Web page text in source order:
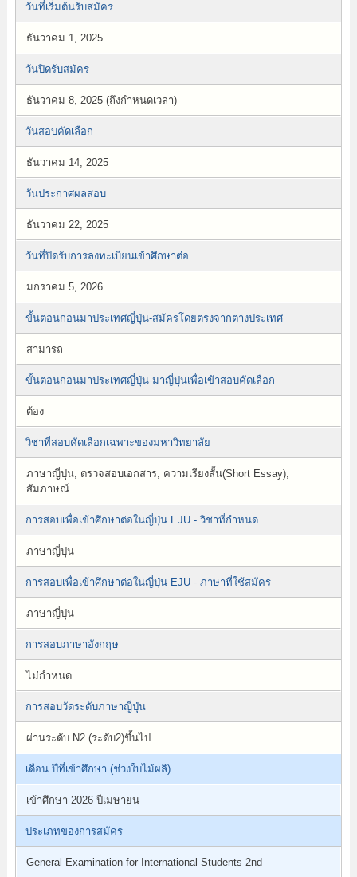
วันที่เริ่มต้นรับสมัคร
ธันวาคม 1, 2025
วันปิดรับสมัคร
ธันวาคม 8, 2025 (ถึงกำหนดเวลา)
วันสอบคัดเลือก
ธันวาคม 14, 2025
วันประกาศผลสอบ
ธันวาคม 22, 2025
วันที่ปิดรับการลงทะเบียนเข้าศึกษาต่อ
มกราคม 5, 2026
ขั้นตอนก่อนมาประเทศญี่ปุ่น-สมัครโดยตรงจากต่างประเทศ
สามารถ
ขั้นตอนก่อนมาประเทศญี่ปุ่น-มาญี่ปุ่นเพื่อเข้าสอบคัดเลือก
ต้อง
วิชาที่สอบคัดเลือกเฉพาะของมหาวิทยาลัย
ภาษาญี่ปุ่น, ตรวจสอบเอกสาร, ความเรียงสั้น(Short Essay),
สัมภาษณ์
การสอบเพื่อเข้าศึกษาต่อในญี่ปุ่น EJU - วิชาที่กำหนด
ภาษาญี่ปุ่น
การสอบเพื่อเข้าศึกษาต่อในญี่ปุ่น EJU - ภาษาที่ใช้สมัคร
ภาษาญี่ปุ่น
การสอบภาษาอังกฤษ
ไม่กำหนด
การสอบวัดระดับภาษาญี่ปุ่น
ผ่านระดับ N2 (ระดับ2)ขึ้นไป
เดือน ปีที่เข้าศึกษา (ช่วงใบไม้ผลิ)
เข้าศึกษา 2026 ปีเมษายน
ประเภทของการสมัคร
General Examination for International Students 2nd